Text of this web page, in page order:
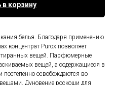
корзину
белья. Благодаря применению
концентрат Purox позволяет
вещей. Парфюмерные
вещей, а содержащиеся в
освобождаются во
Дуновение роскоши для